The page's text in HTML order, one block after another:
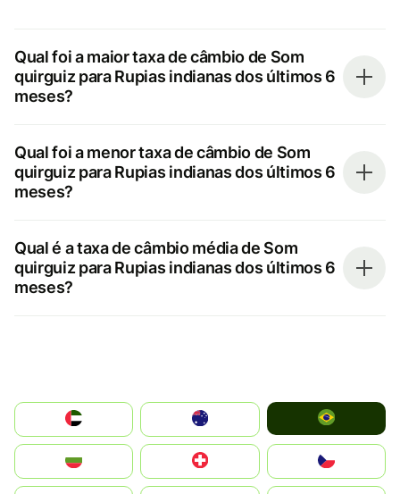
Qual foi a maior taxa de câmbio de Som
quirguiz para Rupias indianas dos últimos 6
meses?
Qual foi a menor taxa de câmbio de Som
quirguiz para Rupias indianas dos últimos 6
meses?
Qual é a taxa de câmbio média de Som
quirguiz para Rupias indianas dos últimos 6
meses?
الإمارات العربية المتحدة
Switzerland